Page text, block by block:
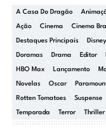
A Casa Do Dragão
Ação Cinema Cinema
Destaques Principais Disney
Doramas Drama Editor
HBO Max Lançamento
Novelas Oscar
Rotten Tomatoes Suspense
Temporada Terror Thriller